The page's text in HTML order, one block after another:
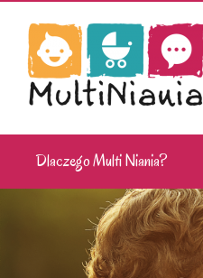
Dlaczego Multi Niania?